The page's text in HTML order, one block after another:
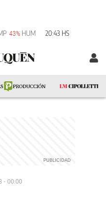
43% HUM 20:43 HS
- 00:00